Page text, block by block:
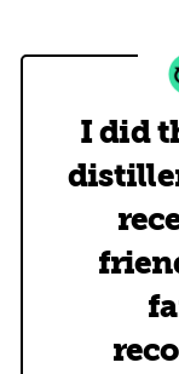
I did